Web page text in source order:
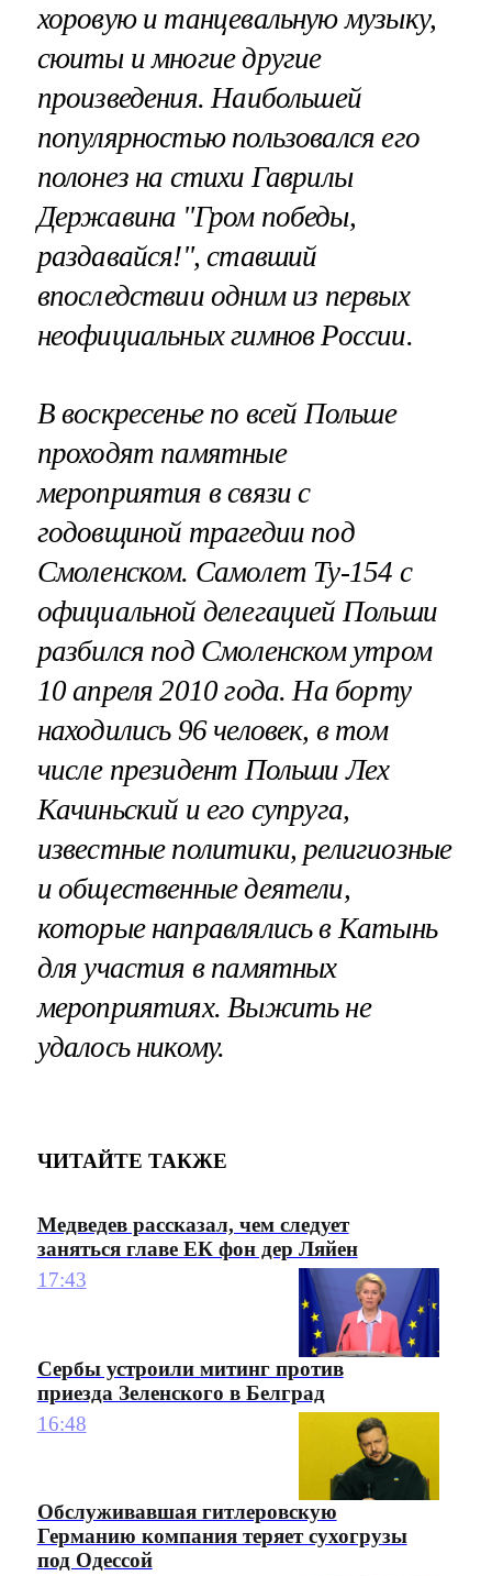
хоровую и танцевальную музыку,
сюиты и многие другие
произведения. Наибольшей
популярностью пользовался его
полонез на стихи Гаврилы
Державина "Гром победы,
раздавайся!", ставший
впоследствии одним из первых
неофициальных гимнов России.
В воскресенье по всей Польше
проходят памятные
мероприятия в связи с
годовщиной трагедии под
Смоленском. Самолет Ту-154 с
официальной делегацией Польши
разбился под Смоленском утром
10 апреля 2010 года. На борту
находились 96 человек, в том
числе президент Польши Лех
Качиньский и его супруга,
известные политики, религиозные
и общественные деятели,
которые направлялись в Катынь
для участия в памятных
мероприятиях. Выжить не
удалось никому.
ЧИТАЙТЕ ТАКЖЕ
Медведев рассказал, чем следует
заняться главе ЕК фон дер Ляйен
17:43
Сербы устроили митинг против
приезда Зеленского в Белград
16:48
Обслуживавшая гитлеровскую
Германию компания теряет сухогрузы
под Одессой